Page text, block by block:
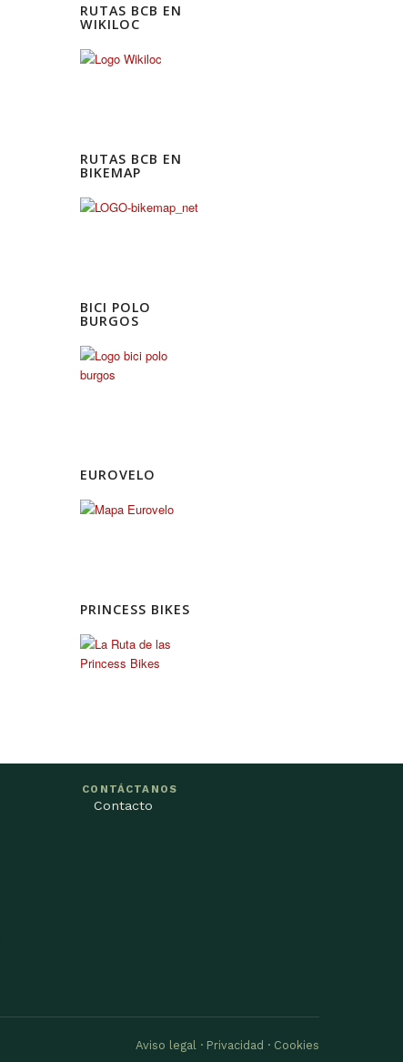
RUTAS BCB EN
WIKILOC
RUTAS BCB EN
BIKEMAP
BICI POLO
BURGOS
EUROVELO
PRINCESS BIKES
CONTÁCTANOS
Contacto
Aviso legal · Privacidad · Cookies